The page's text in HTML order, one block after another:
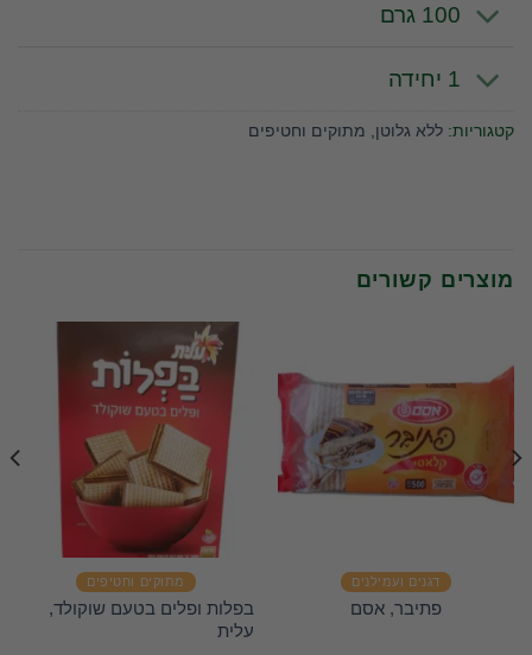
100 גרם
1 יחידה
קטגוריות: ללא גלוטן מתוקים וחטיפים
מוצרים קשורים
דגנים ועמילנים
פתיבר, אסם
מתוקים וחטיפים
בפלות ופלים בטעם שוקולד,
עלית